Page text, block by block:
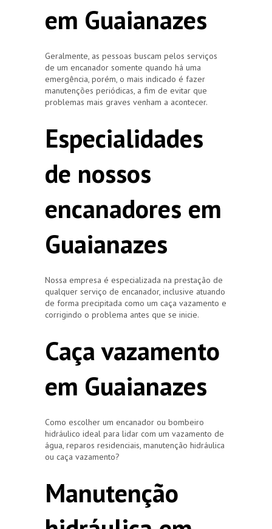
em Guaianazes
Geralmente, as pessoas buscam pelos serviços
de um encanador somente quando há uma
emergência, porém, o mais indicado é fazer
manutenções periódicas, a fim de evitar que
problemas mais graves venham a acontecer.
Especialidades
de nossos
encanadores em
Guaianazes
Nossa empresa é especializada na prestação de
qualquer serviço de encanador, inclusive atuando
de forma precipitada como um caça vazamento e
corrigindo o problema antes que se inicie.
Caça vazamento
em Guaianazes
Como escolher um encanador ou bombeiro
hidráulico ideal para lidar com um vazamento de
água, reparos residenciais, manutenção hidráulica
ou caça vazamento?
Manutenção